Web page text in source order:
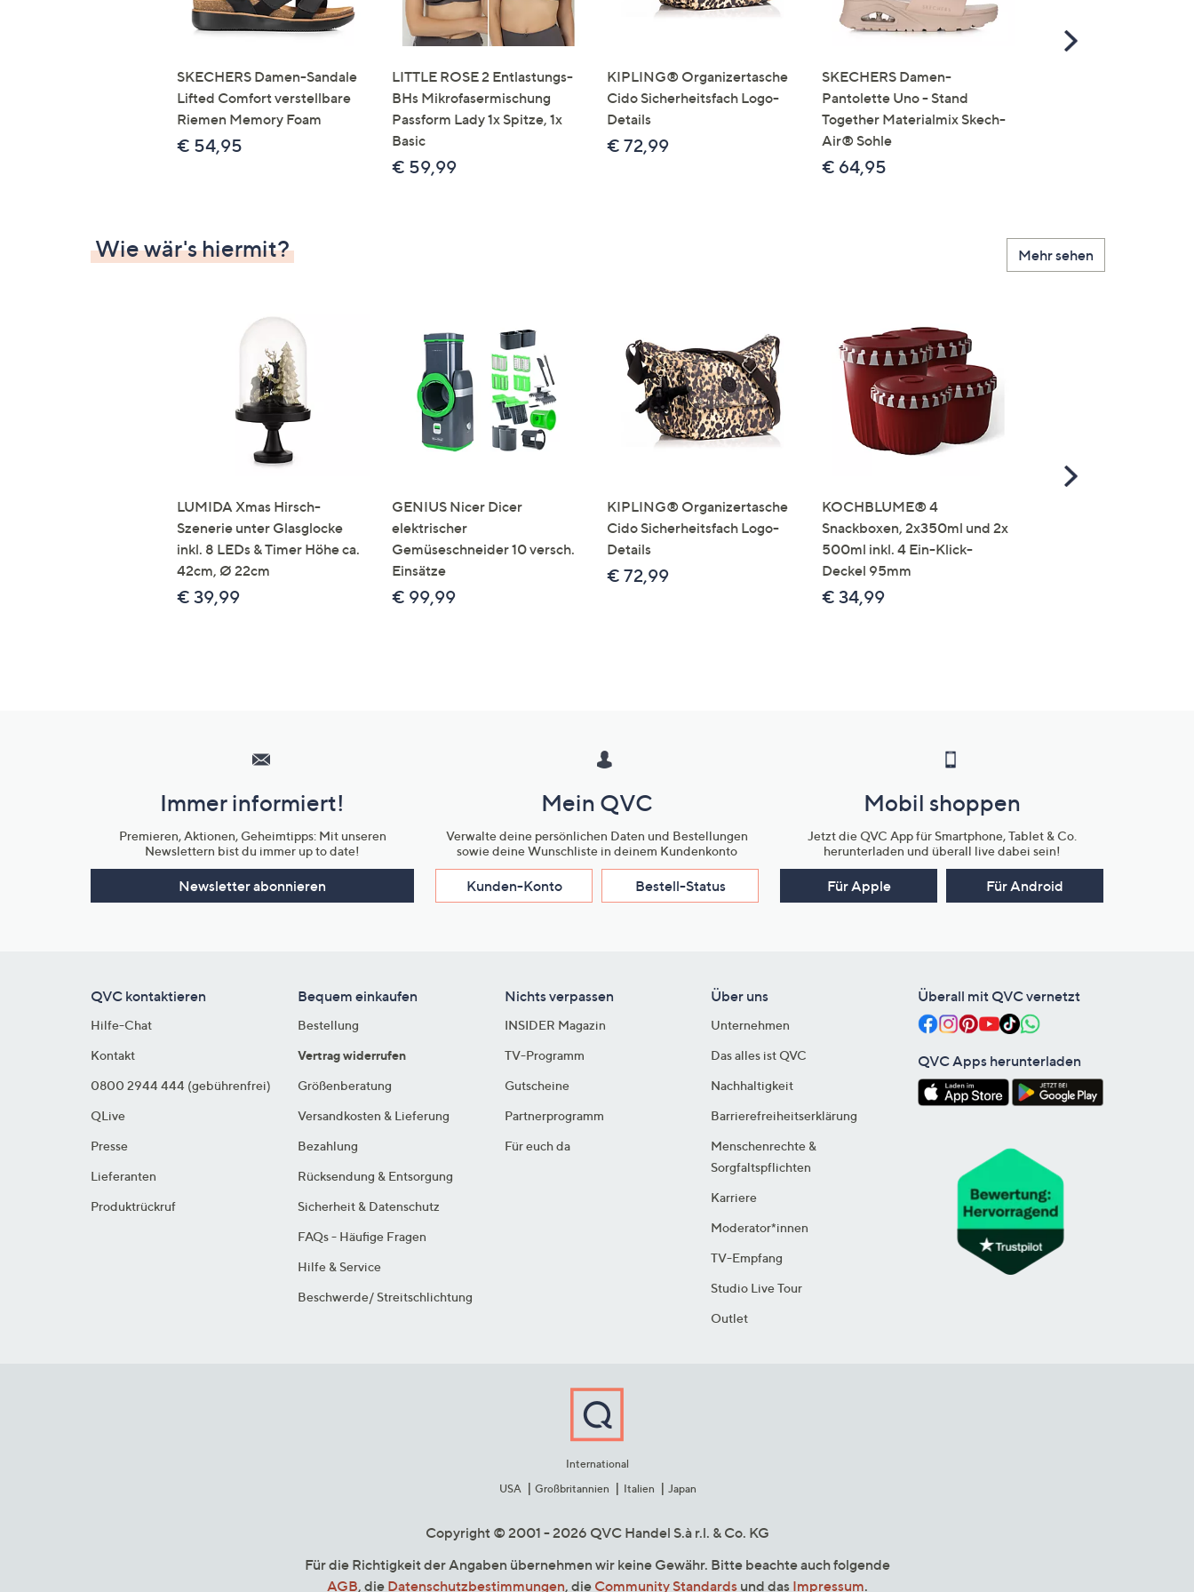
SKECHERS Damen-Sandale
Lifted Comfort verstellbare
Riemen Memory Foam
€ 54,95
LITTLE ROSE 2 Entlastungs-
BHs Mikrofasermischung
Passform Lady 1x Spitze, 1x
Basic
€ 59,99
KIPLING® Organizertasche
Cido Sicherheitsfach Logo-
Details
€ 72,99
SKECHERS Damen-
Pantolette Uno - Stand
Together Materialmix Skech-
Air® Sohle
€ 64,95
Scroll
Wie wär's hiermit? Mehr sehen
LUMIDA Xmas Hirsch-
Szenerie unter Glasglocke
inkl. 8 LEDs & Timer Höhe ca.
42cm, Ø 22cm
€ 39,99
GENIUS Nicer Dicer
elektrischer
Gemüseschneider 10 versch.
Einsätze
€ 99,99
KIPLING® Organizertasche
Cido Sicherheitsfach Logo-
Details
€ 72,99
KOCHBLUME® 4
Snackboxen, 2x350ml und 2x
500ml inkl. 4 Ein-Klick-
Deckel 95mm
€ 34,99
Scroll
Unternehmensinformationen
Immer informiert!
Premieren, Aktionen, Geheimtipps: Mit unseren
Newslettern bist du immer up to date!
Newsletter abonnieren
Mein QVC
Verwalte deine persönlichen Daten und Bestellungen
sowie deine Wunschliste in deinem Kundenkonto
Kunden-Konto Bestell-Status
Mobil shoppen
Jetzt die QVC App für Smartphone, Tablet & Co.
herunterladen und überall live dabei sein!
Für Apple Für Android
QVC kontaktieren
Hilfe-Chat
Kontakt
0800 2944 444 (gebührenfrei)
QLive
Presse
Lieferanten
Produktrückruf
Bequem einkaufen
Bestellung
Vertrag widerrufen
Größenberatung
Versandkosten & Lieferung
Bezahlung
Rücksendung & Entsorgung
Sicherheit & Datenschutz
FAQs - Häufige Fragen
Hilfe & Service
Beschwerde/ Streitschlichtung
Nichts verpassen
INSIDER Magazin
TV-Programm
Gutscheine
Partnerprogramm
Für euch da
Über uns
Unternehmen
Das alles ist QVC
Nachhaltigkeit
Barrierefreiheitserklärung
Menschenrechte &
Sorgfaltspflichten
Karriere
Moderator*innen
TV-Empfang
Studio Live Tour
Outlet
Überall mit QVC vernetzt
QVC Apps herunterladen
International
USA
Großbritannien Italien Japan
Copyright © 2001 - 2026 QVC Handel S.à r.l. & Co. KG
Für die Richtigkeit der Angaben übernehmen wir keine Gewähr. Bitte beachte auch folgende
AGB, die Datenschutzbestimmungen, die Community Standardsund das Impressum.